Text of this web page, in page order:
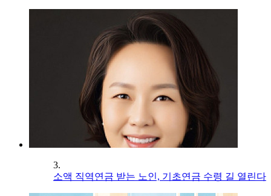
3.
소액 직역연금 받는 노인, 기초연금 수령 길 열린다